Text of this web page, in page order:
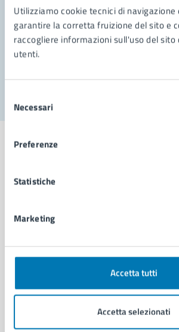
Utilizziamo cookie tecnici di navigazione
garantire la corretta fruizione del sito e
raccogliere informazioni sull'uso del sito
utenti.
delNecessari
Preferenze
Statistiche
Marketing
Accetta tutti
Accetta selezionati
Prenota appuntamento
Problemi in città
Comune di Napoli
AMMINISTRAZIONE
Organi di governo
Enti e fondazioni
Personale amministrativo